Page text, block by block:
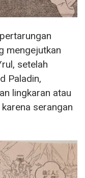
mengejutkan
setelah
Paladin,
lingkaran atau
serangan